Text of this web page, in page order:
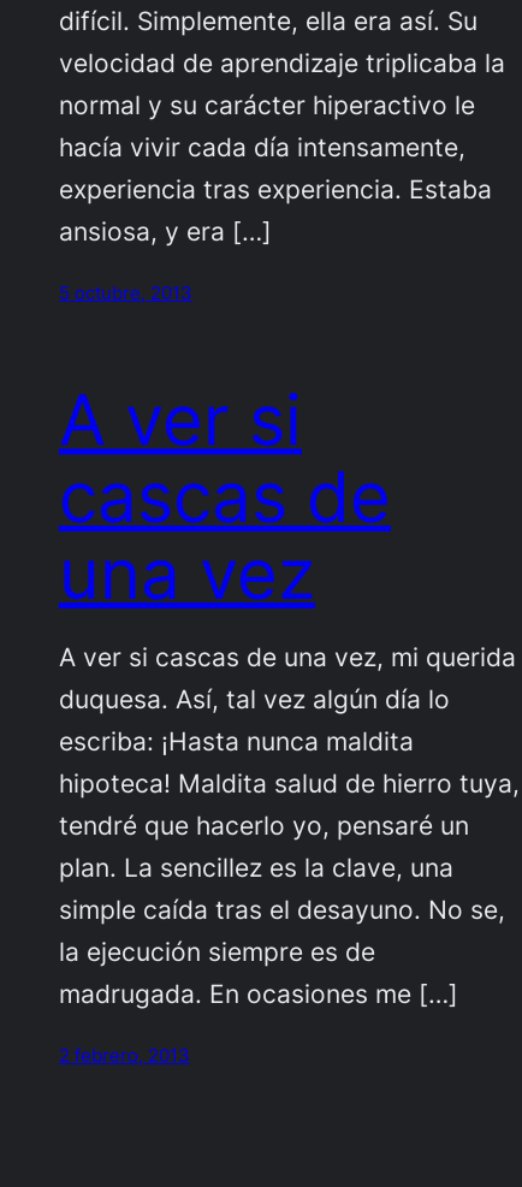
difícil. Simplemente, ella era así. Su
velocidad de aprendizaje triplicaba la
normal y su carácter hiperactivo le
hacía vivir cada día intensamente,
experiencia tras experiencia. Estaba
ansiosa, y era […]
5 octubre, 2013
A ver si
cascas de
una vez
A ver si cascas de una vez, mi querida
duquesa. Así, tal vez algún día lo
escriba: ¡Hasta nunca maldita
hipoteca! Maldita salud de hierro tuya,
tendré que hacerlo yo, pensaré un
plan. La sencillez es la clave, una
simple caída tras el desayuno. No se,
la ejecución siempre es de
madrugada. En ocasiones me […]
2 febrero, 2013